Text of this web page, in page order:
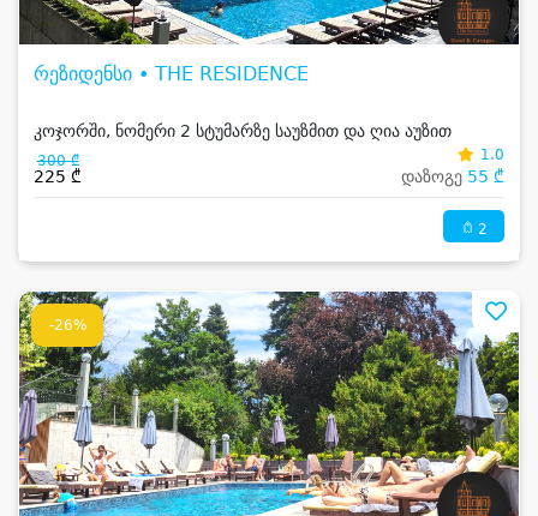
რეზიდენსი • THE RESIDENCE
კოჯორში, ნომერი 2 სტუმარზე საუზმით და ღია აუზით
300 ₾
225 ₾
1.0
დაზოგე 55 ₾
2
-26%